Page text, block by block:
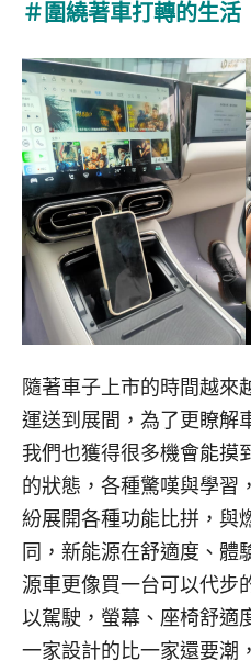
＃圍繞著車打轉的生活
隨著車子上市的時間越來
運送到展間，為了更瞭解
我們也獲得很多機會能摸
的狀態，各種驚嘆與學習
紛展開各種功能比拼，與
同，新能源在舒適度、體
源車更像買一台可以代步
以駕駛，螢幕、座椅舒適
一家設計的比一家還要潮